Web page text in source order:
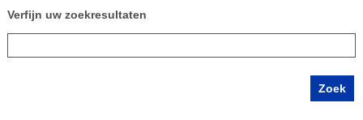
Verfijn uw zoekresultaten